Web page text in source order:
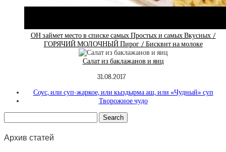
ОН займет место в списке самых Простых и самых Вкусных /
ГОРЯЧИЙ МОЛОЧНЫЙ Пирог / Бисквит на молоке
Салат из баклажанов и яиц
31.08.2017
Соус, или суп-жаркое, или кыздырма аш, или «Чудный» суп
Творожное чудо
Архив статей